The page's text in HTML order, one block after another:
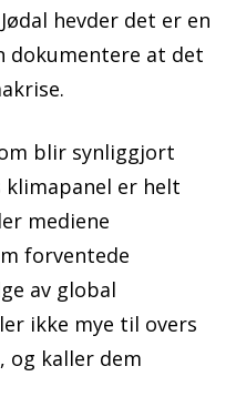
hevder det er en
dokumentere at det
blir synliggjort
er helt
mediene
forventede
av global
ikke mye til overs
og kaller dem